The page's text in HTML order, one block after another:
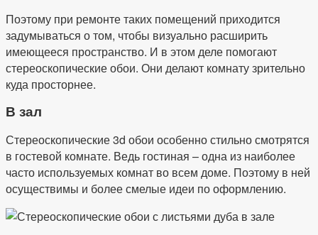
Поэтому при ремонте таких помещений приходится
задумываться о том, чтобы визуально расширить
имеющееся пространство. И в этом деле помогают
стереоскопические обои. Они делают комнату зрительно
куда просторнее.
В зал
Стереоскопические 3d обои особенно стильно смотрятся
в гостевой комнате. Ведь гостиная – одна из наиболее
часто используемых комнат во всем доме. Поэтому в ней
осуществимы и более смелые идеи по оформлению.